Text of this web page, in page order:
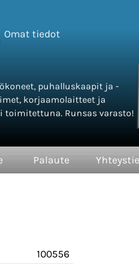
Omat tiedot
puhalluskaapit ja -
korjaamolaitteet ja
toimitettuna. Runsas varasto!
Palaute
100556